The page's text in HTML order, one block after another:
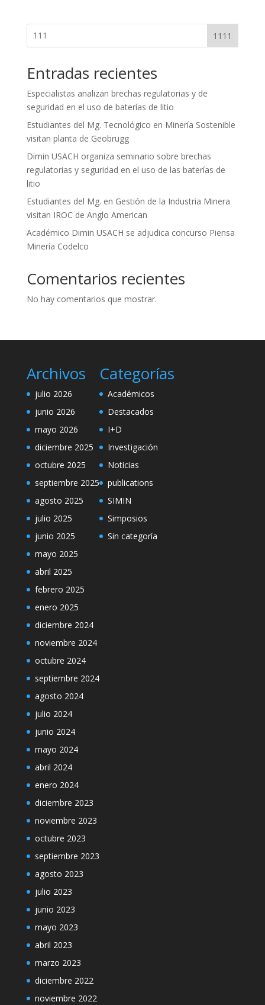
1111
Entradas recientes
Especialistas analizan brechas regulatorias y de
seguridad en el uso de baterías de litio
Estudiantes del Mg. Tecnológico en Minería Sostenible
visitan planta de Geobrugg
Dimin USACH organiza seminario sobre brechas
regulatorias y seguridad en el uso de las baterías de
litio
Estudiantes del Mg. en Gestión de la Industria Minera
visitan IROC de Anglo American
Académico Dimin USACH se adjudica concurso Piensa
Minería Codelco
Comentarios recientes
No hay comentarios que mostrar.
Archivos
julio 2026
junio 2026
mayo 2026
diciembre 2025
octubre 2025
septiembre 2025
agosto 2025
julio 2025
junio 2025
mayo 2025
abril 2025
febrero 2025
enero 2025
diciembre 2024
noviembre 2024
octubre 2024
septiembre 2024
agosto 2024
julio 2024
junio 2024
mayo 2024
abril 2024
enero 2024
diciembre 2023
noviembre 2023
octubre 2023
septiembre 2023
agosto 2023
julio 2023
junio 2023
mayo 2023
abril 2023
marzo 2023
diciembre 2022
noviembre 2022
Categorías
Académicos
Destacados
I+D
Investigación
Noticias
publications
SIMIN
Simposios
Sin categoría